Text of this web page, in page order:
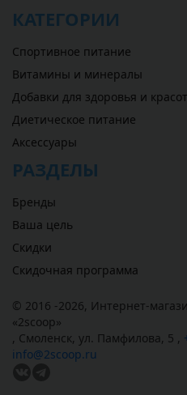
КАТЕГОРИИ
Спортивное питание
Витамины и минералы
Добавки для здоровья и
Диетическое питание
Аксессуары
РАЗДЕЛЫ
Бренды
Ваша цель
Скидки
Скидочная программа
© 2016 -2026, Интернет-
«2scoop»
, Смоленск, ул. Памфилова, 5 ,
info@2scoop.ru